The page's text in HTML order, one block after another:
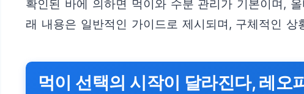
확인된 바에 의하면 먹이와 수분 관리가 기본이며,
래 내용은 일반적인 가이드로 제시되며, 구체적인
먹이 선택의 시작이 달라진다, 레오